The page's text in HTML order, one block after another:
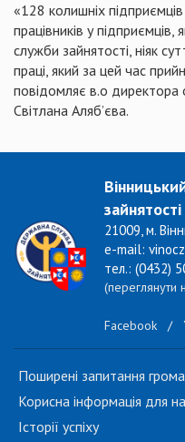
«128 колишніх
працівників у
служби зайнятості, ніяк
праці, який за цей час
повідомляє в.о директора
Світлана Аляб’єва.
зайнятості
21009, м.
e-mail:
тел.: (0432)
(переглянути
Facebook /
Поширені запитання
Корисна інформація для
Історії успіху